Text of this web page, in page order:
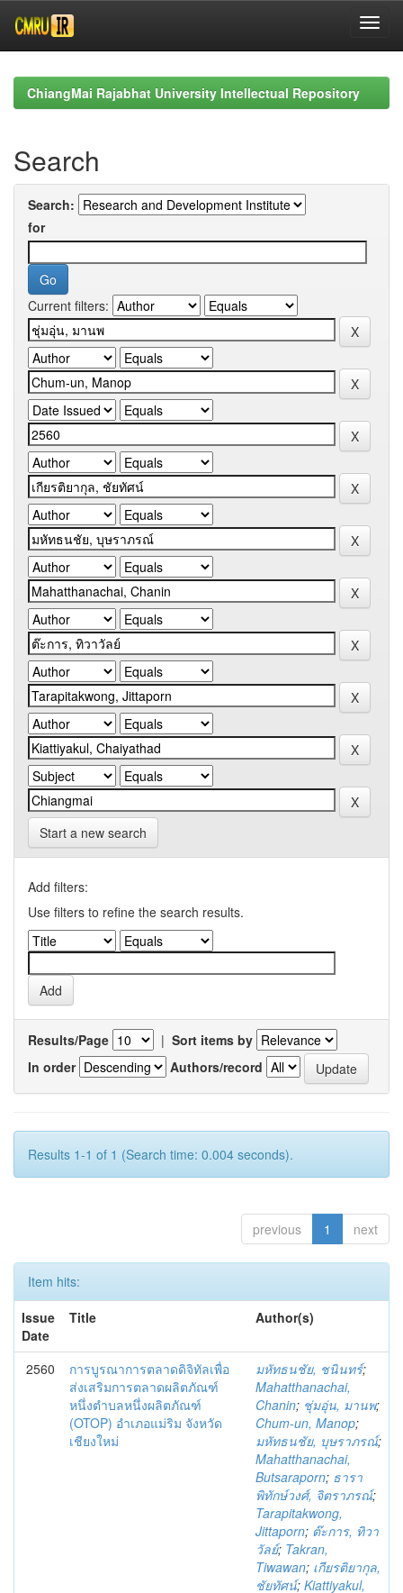
navigationChiangMai Rajabhat University Intellectual Repository
Search
Search:
for
Current filters:
Start a new search
Add filters:
Use filters to refine the search results.
Results/Page | Sort items by
In order
Authors/record
Results 1-1 of 1 (Search time: 0.004 seconds).
previous 1 next
Item hits:
Issue
Date
Title Author(s)
2560
การบูรณาการตลาดดิจิทัลเพื่อ
ส่งเสริมการตลาดผลิตภัณฑ์
หนึ่งตำบลหนึ่งผลิตภัณฑ์
(OTOP) อำเภอแม่ริม จังหวัด
เชียงใหม่
มหัทธนชัย, ชนินทร์;
Mahatthanachai,
Chanin; ชุ่มอุ่น, มานพ;
Chum-un, Manop;
มหัทธนชัย, บุษราภรณ์;
Mahatthanachai,
Butsaraporn; ธารา
พิทักษ์วงศ์, จิตราภรณ์;
Tarapitakwong,
Jittaporn; ต๊ะการ, ทิวา
วัลย์; Takran,
Tiwawan; เกียรติยากุล,
ชัยทัศน์; Kiattiyakul,